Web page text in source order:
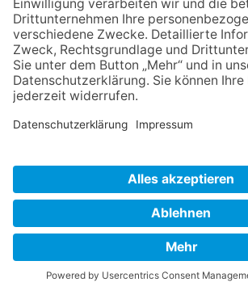
GOOD NEWS |
DATENSCHUTZ GGMBH
DATENVERARBEITUNG TAA |